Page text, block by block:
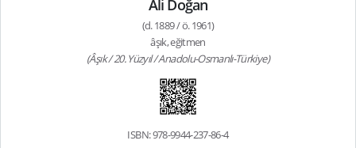
Ali Doğan
(d. 1889 / ö. 1961)
âşık, eğitmen
(Âşık / 20. Yüzyıl / Anadolu-Osmanlı-Türkiye)
ISBN: 978-9944-237-86-4